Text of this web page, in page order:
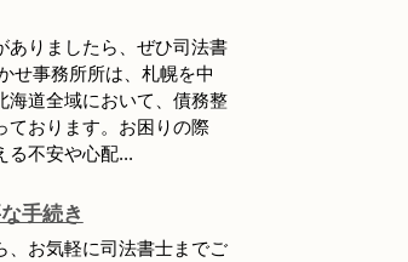
ありましたら、ぜひ司法書
せ事務所所は、札幌を中
海道全域において、債務整
ております。お困りの際
る不安や心配...
手続き
、お気軽に司法書士までご